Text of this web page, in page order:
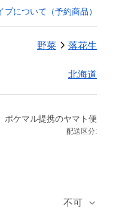
プについて（予約商品）
野菜 落花生
北海道
ポケマル提携のヤマト便
配送区分:
不可